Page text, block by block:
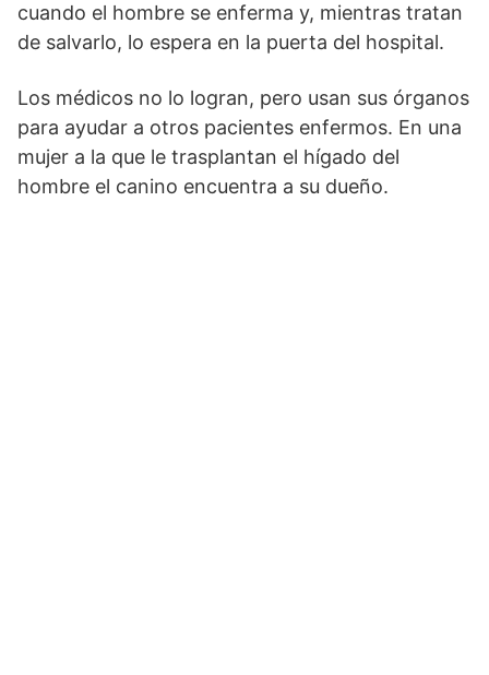
cuando el hombre se enferma y, mientras tratan
de salvarlo, lo espera en la puerta del hospital.
Los médicos no lo logran, pero usan sus órganos
para ayudar a otros pacientes enfermos. En una
mujer a la que le trasplantan el hígado del
hombre el canino encuentra a su dueño.